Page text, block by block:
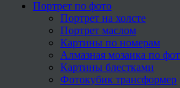
Портрет по фото
Портрет на холсте
Портрет маслом
Картины по номерам
Алмазная мозаика по
Картины блестками
Фотокубик трансформер